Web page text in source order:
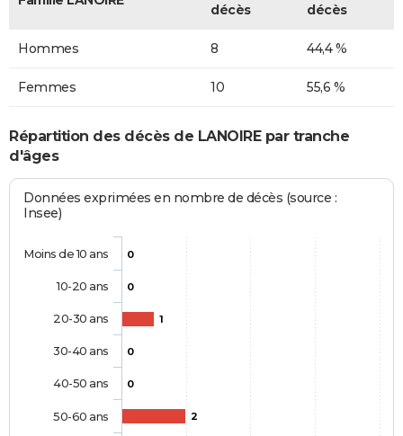
décès
décès
Hommes 8 44,4 %
Femmes 10 55,6 %
Répartition des décès de LANOIRE par tranche
d'âges
Données exprimées en nombre de décès (source :
Insee)
0
0
1
0
0
2
Moins de 10 ans
10-20 ans
20-30 ans
30-40 ans
40-50 ans
50-60 ans